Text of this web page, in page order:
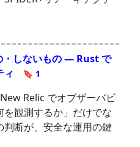
・しないもの — Rust で
ィ
🔖 1
Relic でオブザーバビ
を観測するか」だけでな
判断が、安全な運用の鍵